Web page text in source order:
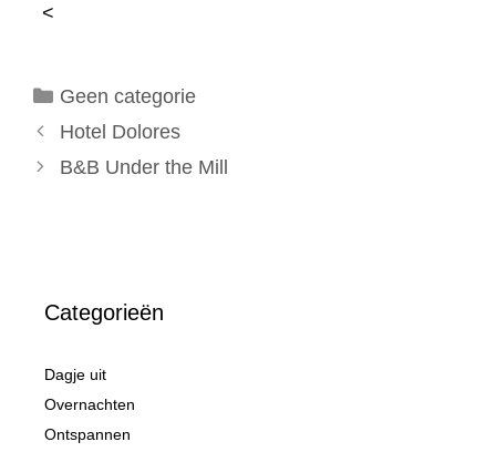
<
Categorieën
Geen categorie
Hotel Dolores
B&B Under the Mill
Categorieën
Dagje uit
Overnachten
Ontspannen